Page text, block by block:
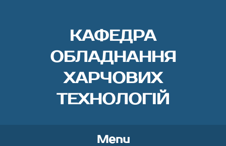
КАФЕДРА
ОБЛАДНАННЯ
ХАРЧОВИХ
ТЕХНОЛОГІЙ
Menu